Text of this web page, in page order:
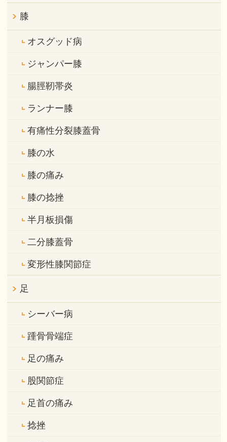
膝
オスグッド病
ジャンパー膝
腸脛靭帯炎
ランナー膝
有痛性分裂膝蓋骨
膝の水
膝の痛み
膝の捻挫
半月板損傷
二分膝蓋骨
変形性膝関節症
足
シーバー病
踵骨骨端症
足の痛み
股関節症
足首の痛み
捻挫